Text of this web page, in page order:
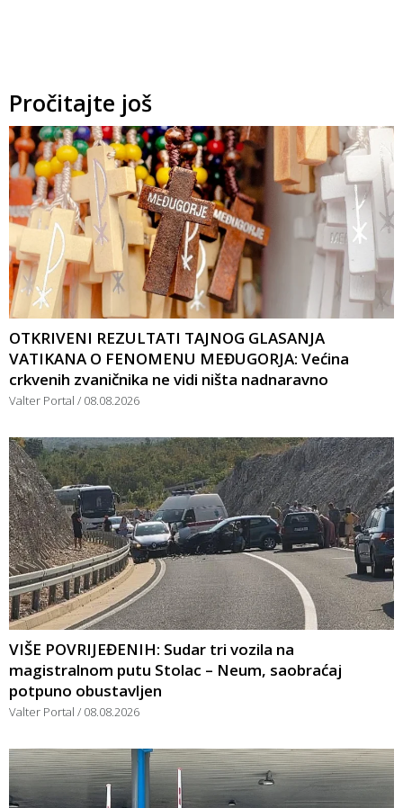
Pročitajte još
OTKRIVENI REZULTATI TAJNOG GLASANJA
VATIKANA O FENOMENU MEĐUGORJA: Većina
crkvenih zvaničnika ne vidi ništa nadnaravno
Valter Portal 08.08.2026
VIŠE POVRIJEĐENIH: Sudar tri vozila na
magistralnom putu Stolac – Neum, saobraćaj
potpuno obustavljen
Valter Portal 08.08.2026